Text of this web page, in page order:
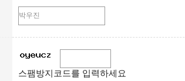
스팸방지코드를 입력하세요